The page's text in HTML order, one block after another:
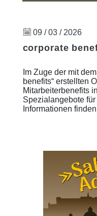
09 / 03 / 2026
corporate
Im Zuge der mit
benefits“ erstellten
Mitarbeiterbenefits
Spezialangebote
Informationen